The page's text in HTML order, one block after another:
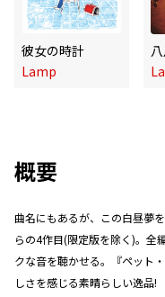
彼女の時計
Lamp
概要
曲名にもあるが、この白昼夢
らの4作目(限定版を除く)。全
クな音を聴かせる。『ペット
しさを感じる素晴らしい逸品!